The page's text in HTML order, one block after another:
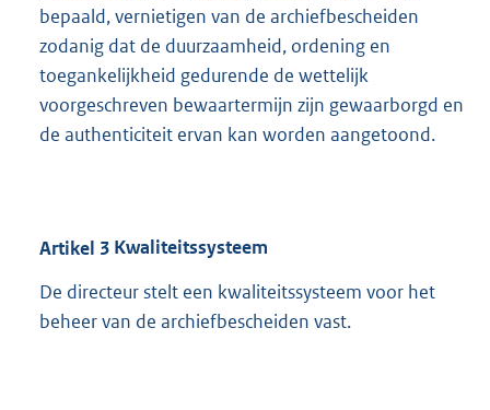
bepaald, vernietigen van de archiefbescheiden
zodanig dat de duurzaamheid, ordening en
toegankelijkheid gedurende de wettelijk
voorgeschreven bewaartermijn zijn gewaarborgd en
de authenticiteit ervan kan worden aangetoond.
Artikel 3 Kwaliteitssysteem
De directeur stelt een kwaliteitssysteem voor het
beheer van de archiefbescheiden vast.